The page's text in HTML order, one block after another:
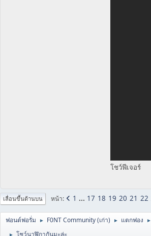
โชว์ฟีเจอร์
เลื่อนขึ้นด้านบน หน้า 1 ... 17 18 19 20 21 22
ฟอนต์ฟอรั่ม ► F0NT Community (เก่า) ► แตกฟอง ►
► โชว์นาฬิกากันมะล่ะ